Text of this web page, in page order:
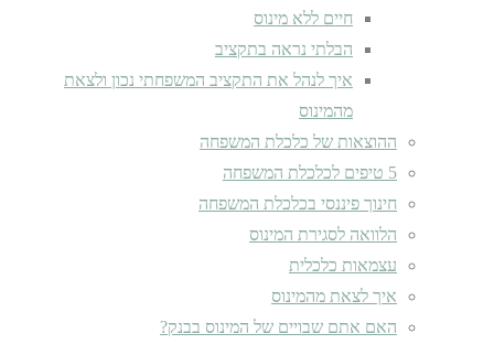
חיים ללא מינוס
הבלתי נראה בתקציב
איך לנהל את התקציב המשפחתי נכון ולצאת
מהמינוס
ההוצאות של כלכלת המשפחה
5 טיפים לכלכלת המשפחה
חינוך פיננסי בכלכלת המשפחה
הלוואה לסגירת המינוס
עצמאות כלכלית
איך לצאת מהמינוס
האם אתם שבויים של המינוס בבנק?